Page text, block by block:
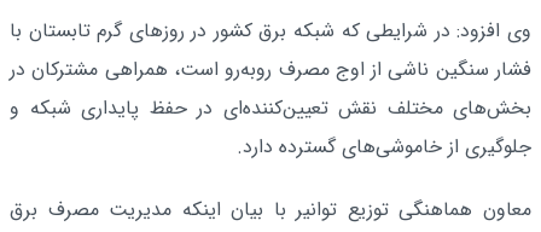
وی افزود: در شرایطی که شبکه برق کشور در روزهای گرم تابستان با
فشار سنگین ناشی از اوج مصرف روبه‌رو است، همراهی مشترکان در
بخش‌های مختلف نقش تعیین‌کننده‌ای در حفظ پایداری شبکه و
جلوگیری از خاموشی‌های گسترده دارد.
معاون هماهنگی توزیع توانیر با بیان اینکه مدیریت مصرف برق